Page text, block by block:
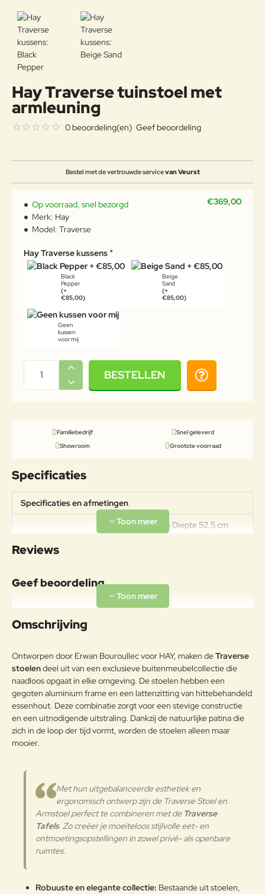
Hay Traverse tuinstoel met
armleuning
Bestel met de vertrouwde servicevan Veurst
0 beoordeling(en) Geef beoordeling
€369,00
Op voorraad, snel bezorgd
Merk: Hay
Model: Traverse
Hay Traverse kussens
Black
Pepper
(+
€85,00)
Beige
Sand
(+
€85,00)
Geen
kussen
voor mij
BESTELLEN
Familiebedrijf
Snel geleverd
Showroom
Grootste voorraad
Specificaties
Specificaties en afmetingen
Specificaties
Breedte 52 cm Diepte 52,5 cm
Hoogte 80,5 cm Zithoogte 46 cm
Hout
De Traverse Collectie combineert
hittebehandeld essenhout en
ontwikkelt een zilvergrijze patina
door UV-straling, maar kan met
regelmatig oliën worden hersteld.
Seizoensgebonden
luchtvochtigheid kan kleine
scheurtjes veroorzaken, wat
normaal is en de kwaliteit niet
beïnvloedt. Reinig vlekken direct,
meubilair door het op te tillen en
controleer regelmatig de glijders
en schroeven. Voor langdurige
bescherming is regelmatig
onderhoud essentieel, vooral bij
Reviews
Geef beoordeling
Uw naam:
g:
Note: HTML-code wordt niet vertaald!
Waardering:
Waarderin
g:
Slecht Goed
Verder
Omschrijving
Ontworpen door Erwan Bouroullec voor HAY, maken deTraverse
stoelendeel uit van een exclusieve buitenmeubelcollectie die
naadloos opgaat in elke omgeving. De stoelen hebben een
gegoten aluminium frame en een lattenzitting van hittebehandeld
essenhout. Deze combinatie zorgt voor een stevige constructie
en een uitnodigende uitstraling. Dankzij de natuurlijke patina die
zich in de loop der tijd vormt, worden de stoelen alleen maar
mooier.
Met hun uitgebalanceerde esthetiek en
ergonomisch ontwerp zijn de Traverse Stoel en
Armstoel perfect te combineren met de Traverse
Tafels. Zo creëer je moeiteloos stijlvolle eet- en
ontmoetingsopstellingen in zowel privé- als openbare
ruimtes.
Robuuste en elegante collectie: Bestaande uit stoelen,